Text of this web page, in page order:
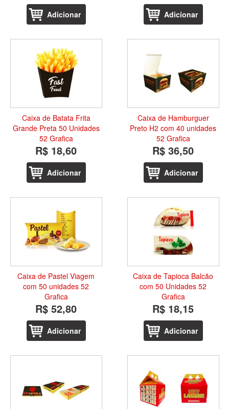
Adicionar Adicionar
Caixa de Batata Frita
Grande Preta 50 Unidades
52 Grafica
R$ 18,60
Adicionar
Caixa de Hamburguer
Preto H2 com 40 unidades
52 Grafica
R$ 36,50
Adicionar
Caixa de Pastel Viagem
com 50 unidades 52
Grafica
R$ 52,80
Adicionar
Caixa de Tapioca Balcão
com 50 Unidades 52
Grafica
R$ 18,15
Adicionar